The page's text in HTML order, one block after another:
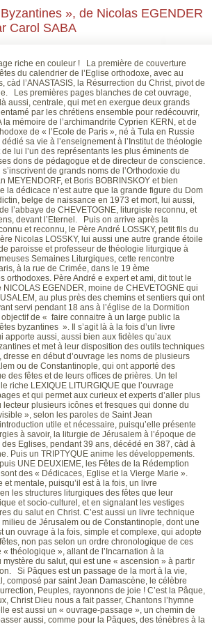
», de Nicolas EGENDER
Carol SABA
riche en couleur ! La première de couverture
du calendrier de l’Eglise orthodoxe, avec au
l’ANASTASIS, la Résurrection du Christ, pivot de
Les premières pages blanches de cet ouvrage,
aussi, centrale, qui met en exergue deux grands
par les chrétiens ensemble pour redécouvrir,
mémoire de l’archimandrite Cyprien KERN, et de
de « l’Ecole de Paris », né à Tula en Russie
sa vie à l’enseignement à l’Institut de théologie
lui l’un des représentants les plus éminents de
dons de pédagogue et de directeur de conscience.
de grands noms de l’Orthodoxie du
MEYENDORF, et Boris BOBRINSKOY et bien
la dédicace n’est autre que la grande figure du Dom
belge de naissance en 1973 et mort, lui aussi,
l’abbaye de CHEVETOGNE, liturgiste reconnu, et
devant l’Eternel. Puis on arrive après la
et reconnu, le Père André LOSSKY, petit fils du
Nicolas LOSSKY, lui aussi une autre grande étoile
paroisse et professeur de théologie liturgique à
Semaines Liturgiques, cette rencontre
à la rue de Crimée, dans le 19 ème
Père André e expert et ami, dit tout le
EGENDER, moine de CHEVETOGNE qui
au plus près des chemins et sentiers qui ont
servi pendant 18 ans à l’église de la Dormition
de « faire connaitre à un large public la
byzantines ». Il s’agit là à la fois d’un livre
aussi, aussi bien aux fidèles qu’aux
et met à leur disposition des outils techniques
en début d’ouvrage les noms de plusieurs
ou de Constantinople, qui ont apporté des
des fêtes et de leurs offices de prières. Un tel
riche LEXIQUE LITURGIQUE que l’ouvrage
et qui permet aux curieux et experts d’aller plus
lecteur plusieurs icônes et fresques qui donne du
», selon les paroles de Saint Jean
utile et nécessaire, puisqu’elle présente
à savoir, la liturgie de Jérusalem à l’époque de
Eglises, pendant 39 ans, décédé en 387, càd à
Puis un TRIPTYQUE anime les développements.
UNE DEUXIEME, les Fêtes de la Rédemption
des « Dédicaces, Eglise et la Vierge Marie ».
mentale, puisqu’il est à la fois, un livre
les structures liturgiques des fêtes que leur
et socio-culturel, et en signalant les vestiges
du salut en Christ. C’est aussi un livre technique
de Jérusalem ou de Constantinople, dont une
ouvrage à la fois, simple et complexe, qui adopte
non pas selon un ordre chronologique de ces
théologique », allant de l’Incarnation à la
du salut, qui est une « ascension » à partir
Si Pâques est un passage de la mort à la vie,
composé par saint Jean Damascène, le célèbre
Peuples, rayonnons de joie ! C’est la Pâque,
Christ Dieu nous a fait passer, Chantons l’hymne
est aussi un « ouvrage-passage », un chemin de
aussi, comme pour la Pâques, des ténèbres à la